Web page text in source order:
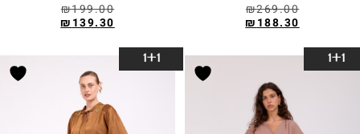
₪269.00
₪ 188.30
בחר אפשרויות
₪199.00
₪ 139.30
בחר אפשרויות
1+1
1+1